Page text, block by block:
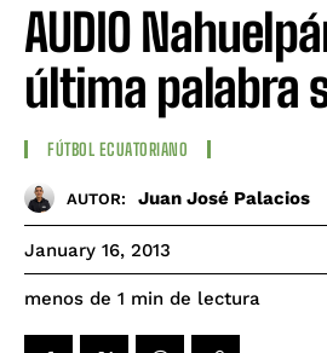
AUDIO
última palabra
FÚTBOL ECUATORIANO
AUTOR: Juan José Palacios
January 16, 2013
menos de 1 min de lectura